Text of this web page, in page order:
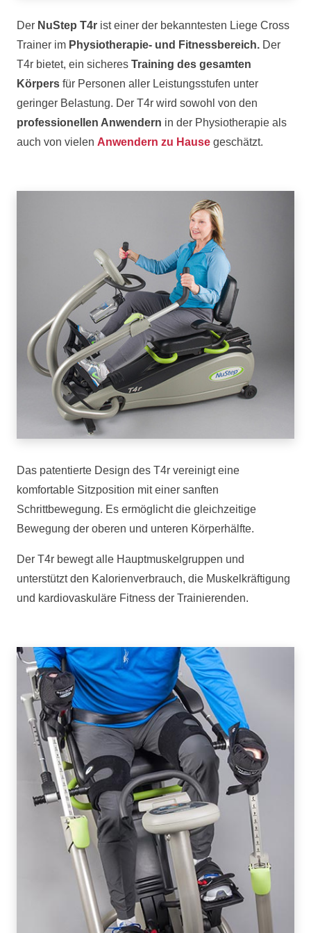
Der NuStep T4r ist einer der bekanntesten Liege Cross
Trainer im Physiotherapie- und Fitnessbereich. Der
T4r bietet, ein sicheres Training des gesamten
Körpers für Personen aller Leistungsstufen unter
geringer Belastung. Der T4r wird sowohl von den
professionellen Anwendern in der Physiotherapie als
auch von vielen Anwendern zu Hause geschätzt.
Das patentierte Design des T4r vereinigt eine
komfortable Sitzposition mit einer sanften
Schrittbewegung. Es ermöglicht die gleichzeitige
Bewegung der oberen und unteren Körperhälfte.
Der T4r bewegt alle Hauptmuskelgruppen und
unterstützt den Kalorienverbrauch, die Muskelkräftigung
und kardiovaskuläre Fitness der Trainierenden.